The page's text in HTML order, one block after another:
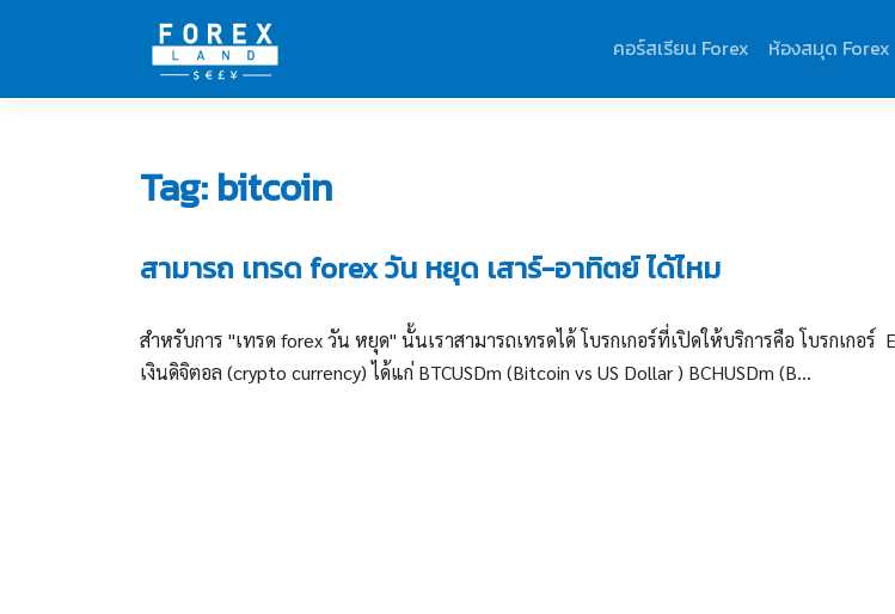
คอร์สเรียน Forex ห้องสมุด Forex
Tag:bitcoin
สามารถ เทรด forex วัน หยุด เสาร์-อาทิตย์ ได้ไหม
สำหรับการ "เทรด forex วัน หยุด" นั้นเราสามารถเทรดได้ โบรกเกอร์ที่เปิดให้บริการคือ โบรกเกอร์
เงินดิจิตอล (crypto currency) ได้แก่ BTCUSDm (Bitcoin vs US Dollar ) BCHUSDm (B...